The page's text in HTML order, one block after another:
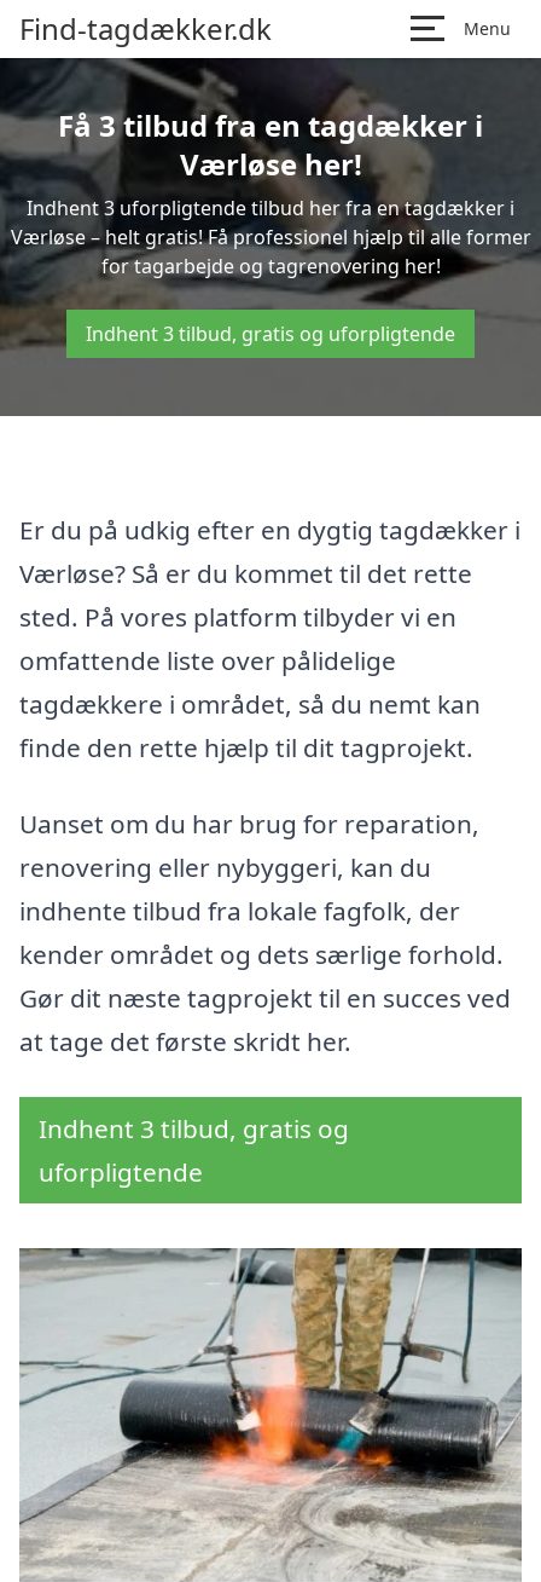
Find-tagdækker.dk Menu
Få 3 tilbud fra en tagdækker i
Værløse her!
Indhent 3 uforpligtende tilbud her fra en tagdækker i
Værløse – helt gratis! Få professionel hjælp til alle former
for tagarbejde og tagrenovering her!
Indhent 3 tilbud, gratis og uforpligtende
Er du på udkig efter en dygtig tagdækker i
Værløse? Så er du kommet til det rette
sted. På vores platform tilbyder vi en
omfattende liste over pålidelige
tagdækkere i området, så du nemt kan
finde den rette hjælp til dit tagprojekt.
Uanset om du har brug for reparation,
renovering eller nybyggeri, kan du
indhente tilbud fra lokale fagfolk, der
kender området og dets særlige forhold.
Gør dit næste tagprojekt til en succes ved
at tage det første skridt her.
Indhent 3 tilbud, gratis og
uforpligtende